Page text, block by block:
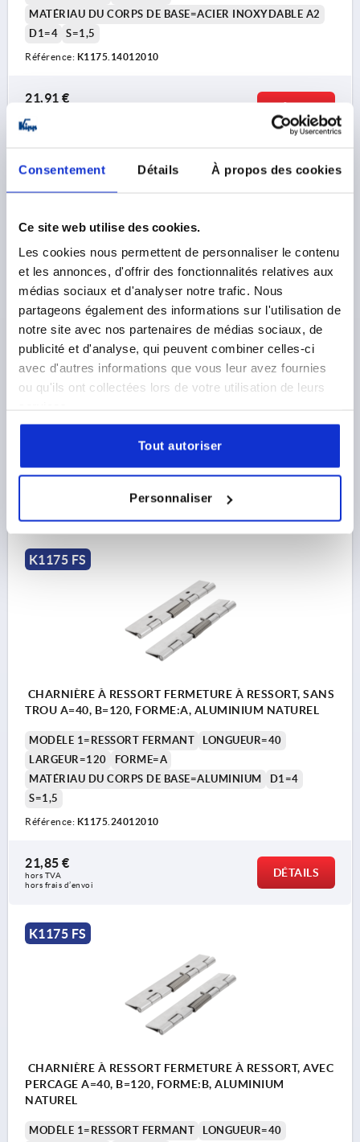
Consentement Détails À propos des cookies
Ce site web utilise des cookies.
Les cookies nous permettent de personnaliser le contenu
et les annonces, d'offrir des fonctionnalités relatives aux
médias sociaux et d'analyser notre trafic. Nous
partageons également des informations sur l'utilisation de
notre site avec nos partenaires de médias sociaux, de
publicité et d'analyse, qui peuvent combiner celles-ci
avec d'autres informations que vous leur avez fournies
ou qu'ils ont collectées lors de votre utilisation de leurs
Tout autoriser
Personnaliser
MATÉRIAU DU CORPS DE BASE=ACIER INOXYDABLE A2
D1=4
S=1,5
Référence: K1175.14012010
21,91 €
hors frais d’envoi
K1175 FS
CHARNIÈRE À RESSORT FERMETURE À RESSORT, AVEC
PERCAGE A=40, B=120, FORME:B, ACIER INOX. A2
NATUREL
MODÈLE 1=RESSORT FERMANT
LONGUEUR=40
LARGEUR=120
FORME=B
A1=22,7
B1=60 D=4 D1=4 S=1,5
K1175.14012011
K1175 FS
CHARNIÈRE À RESSORT FERMETURE À RESSORT, SANS
TROU A=40, B=120, FORME:A, ALUMINIUM NATUREL
MODÈLE 1=RESSORT FERMANT
LONGUEUR=40
LARGEUR=120
FORME=A
MATÉRIAU DU CORPS DE BASE=ALUMINIUM
D1=4
S=1,5
Référence: K1175.24012010
21,85 €
hors TVA
hors frais d’envoi
DÉTAILS
K1175 FS
CHARNIÈRE À RESSORT FERMETURE À RESSORT, AVEC
PERCAGE A=40, B=120, FORME:B, ALUMINIUM
NATUREL
MODÈLE 1=RESSORT FERMANT
LONGUEUR=40